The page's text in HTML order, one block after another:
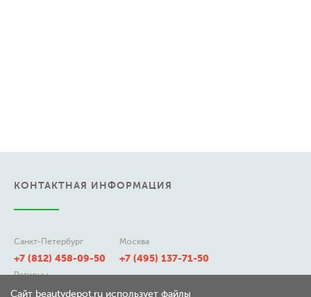
КОНТАКТНАЯ ИНФОРМАЦИЯ
Санкт-Петербург
+7 (812) 458-09-50
Москва
+7 (495) 137-71-50
Регионы
8 (800) 511-21-50
Сайт beautydepot.ru использует файлы